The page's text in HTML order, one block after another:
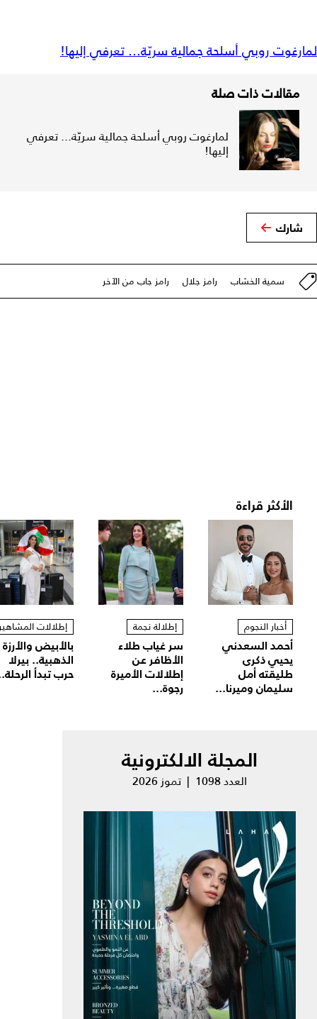
لمارغوت روبي أسلحة جمالية سريّة... تعرفي إليها!
مقالات ذات صلة
لمارغوت روبي أسلحة جمالية سريّة... تعرفي
إليها!
شارك
سمية الخشاب رامز جلال رامز جاب من الآخر
الأكثر قراءة
أخبار النجوم
أحمد السعدني
يحيي ذكرى
طليقته أمل
سليمان وميرنا...
إطلالة نجمة
سر غياب طلاء
الأظافر عن
إطلالات الأميرة
رجوة...
إطلالات
بالأبيض والأرزة
الذهبية.. بيرلا
حرب تبدأ
المجلة الالكترونية
العدد 1098 | تموز 2026